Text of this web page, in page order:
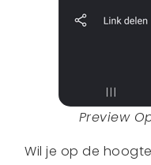
Preview
Wil je op de